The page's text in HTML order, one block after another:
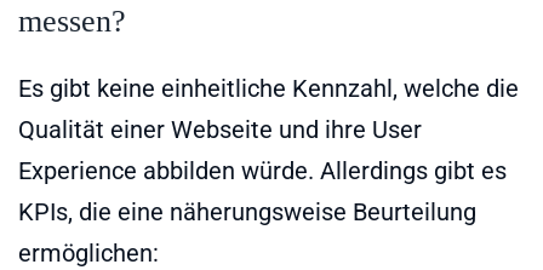
messen?
Es gibt keine einheitliche Kennzahl, welche die
Qualität einer Webseite und ihre User
Experience abbilden würde. Allerdings gibt es
KPIs, die eine näherungsweise Beurteilung
ermöglichen: